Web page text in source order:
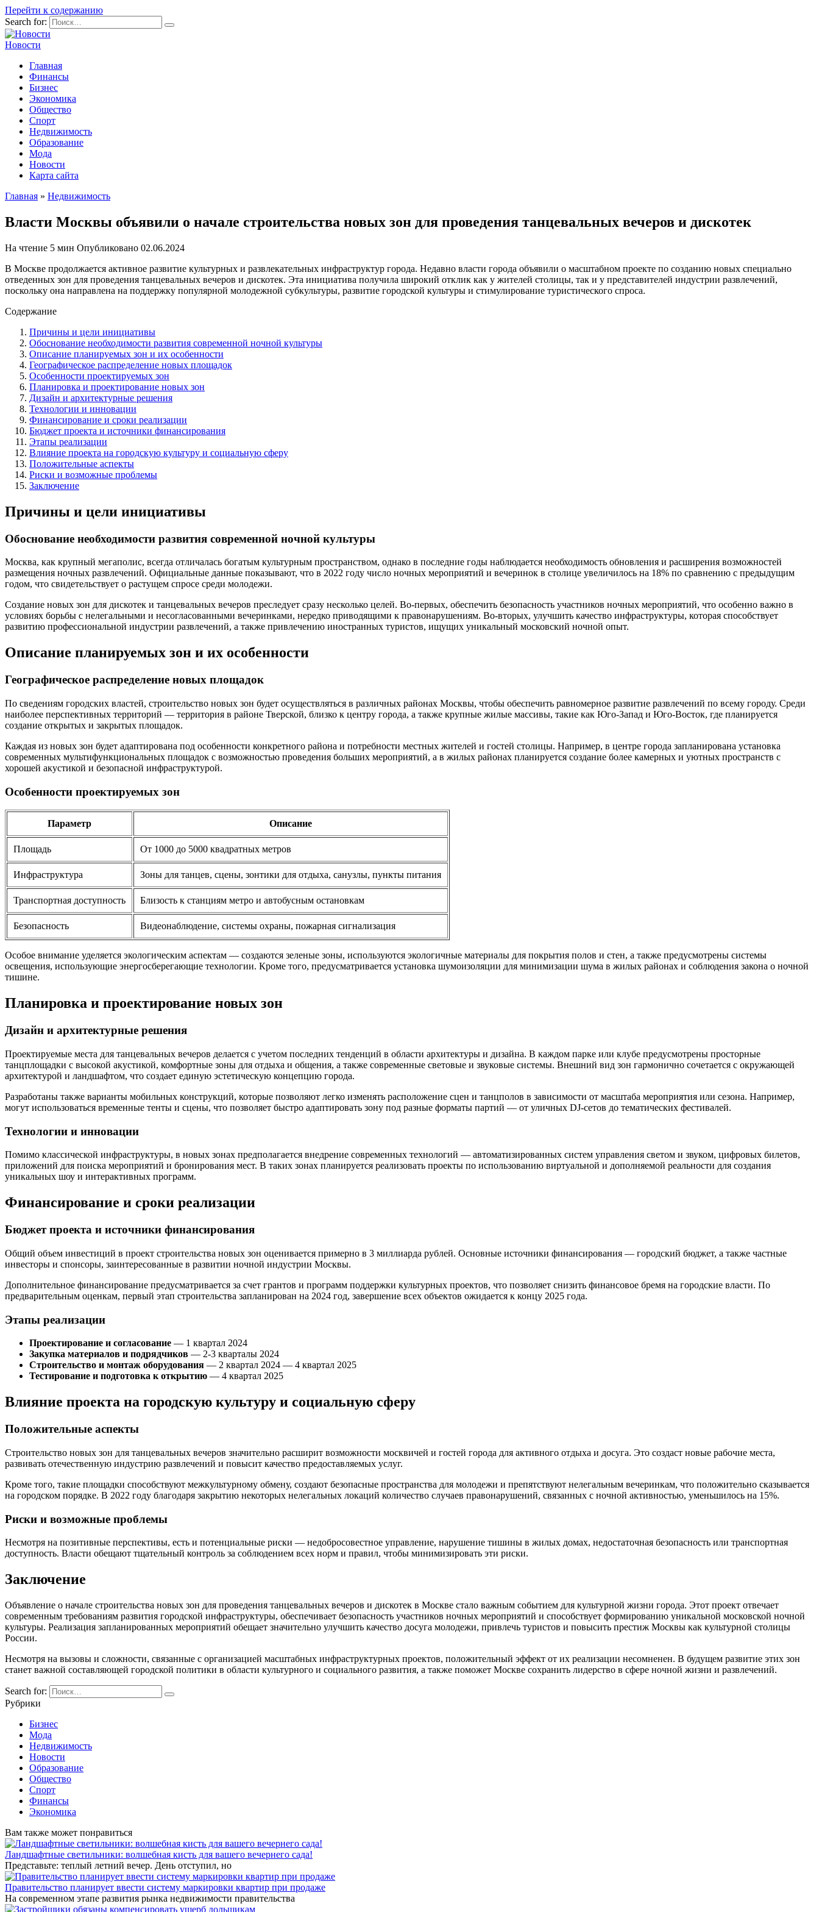
Перейти к содержанию
Search for:
Новости
Главная
Финансы
Бизнес
Экономика
Общество
Спорт
Недвижимость
Образование
Мода
Новости
Карта сайта
Главная » Недвижимость
Власти Москвы объявили о начале строительства новых зон для проведения танцевальных вечеров и дискотек
На чтение 5 мин Опубликовано 02.06.2024
В Москве продолжается активное развитие культурных и развлекательных инфраструктур города. Недавно власти города объявили о масштабном проекте по созданию новых специально
отведенных зон для проведения танцевальных вечеров и дискотек. Эта инициатива получила широкий отклик как у жителей столицы, так и у представителей индустрии развлечений,
поскольку она направлена на поддержку популярной молодежной субкультуры, развитие городской культуры и стимулирование туристического спроса.
Содержание
Причины и цели инициативы
Обоснование необходимости развития современной ночной культуры
Описание планируемых зон и их особенности
Географическое распределение новых площадок
Особенности проектируемых зон
Планировка и проектирование новых зон
Дизайн и архитектурные решения
Технологии и инновации
Финансирование и сроки реализации
Бюджет проекта и источники финансирования
Этапы реализации
Влияние проекта на городскую культуру и социальную сферу
Положительные аспекты
Риски и возможные проблемы
Заключение
Причины и цели инициативы
Обоснование необходимости развития современной ночной культуры
Москва, как крупный мегаполис, всегда отличалась богатым культурным пространством, однако в последние годы наблюдается необходимость обновления и расширения возможностей
размещения ночных развлечений. Официальные данные показывают, что в 2022 году число ночных мероприятий и вечеринок в столице увеличилось на 18% по сравнению с предыдущим
годом, что свидетельствует о растущем спросе среди молодежи.
Создание новых зон для дискотек и танцевальных вечеров преследует сразу несколько целей. Во-первых, обеспечить безопасность участников ночных мероприятий, что особенно важно в
условиях борьбы с нелегальными и несогласованными вечеринками, нередко приводящими к правонарушениям. Во-вторых, улучшить качество инфраструктуры, которая способствует
развитию профессиональной индустрии развлечений, а также привлечению иностранных туристов, ищущих уникальный московский ночной опыт.
Описание планируемых зон и их особенности
Географическое распределение новых площадок
По сведениям городских властей, строительство новых зон будет осуществляться в различных районах Москвы, чтобы обеспечить равномерное развитие развлечений по всему городу. Среди
наиболее перспективных территорий — территория в районе Тверской, близко к центру города, а также крупные жилые массивы, такие как Юго-Запад и Юго-Восток, где планируется
создание открытых и закрытых площадок.
Каждая из новых зон будет адаптирована под особенности конкретного района и потребности местных жителей и гостей столицы. Например, в центре города запланирована установка
современных мультифункциональных площадок с возможностью проведения больших мероприятий, а в жилых районах планируется создание более камерных и уютных пространств с
хорошей акустикой и безопасной инфраструктурой.
Особенности проектируемых зон
Параметр Описание
Площадь От 1000 до 5000 квадратных метров
Инфраструктура Зоны для танцев, сцены, зонтики для отдыха, санузлы, пункты питания
Транспортная доступность Близость к станциям метро и автобусным остановкам
Безопасность Видеонаблюдение, системы охраны, пожарная сигнализация
Особое внимание уделяется экологическим аспектам — создаются зеленые зоны, используются экологичные материалы для покрытия полов и стен, а также предусмотрены системы
освещения, использующие энергосберегающие технологии. Кроме того, предусматривается установка шумоизоляции для минимизации шума в жилых районах и соблюдения закона о ночной
тишине.
Планировка и проектирование новых зон
Дизайн и архитектурные решения
Проектируемые места для танцевальных вечеров делается с учетом последних тенденций в области архитектуры и дизайна. В каждом парке или клубе предусмотрены просторные
танцплощадки с высокой акустикой, комфортные зоны для отдыха и общения, а также современные световые и звуковые системы. Внешний вид зон гармонично сочетается с окружающей
архитектурой и ландшафтом, что создает единую эстетическую концепцию города.
Разработаны также варианты мобильных конструкций, которые позволяют легко изменять расположение сцен и танцполов в зависимости от масштаба мероприятия или сезона. Например,
могут использоваться временные тенты и сцены, что позволяет быстро адаптировать зону под разные форматы партий — от уличных DJ-сетов до тематических фестивалей.
Технологии и инновации
Помимо классической инфраструктуры, в новых зонах предполагается внедрение современных технологий — автоматизированных систем управления светом и звуком, цифровых билетов,
приложений для поиска мероприятий и бронирования мест. В таких зонах планируется реализовать проекты по использованию виртуальной и дополняемой реальности для создания
уникальных шоу и интерактивных программ.
Финансирование и сроки реализации
Бюджет проекта и источники финансирования
Общий объем инвестиций в проект строительства новых зон оценивается примерно в 3 миллиарда рублей. Основные источники финансирования — городский бюджет, а также частные
инвесторы и спонсоры, заинтересованные в развитии ночной индустрии Москвы.
Дополнительное финансирование предусматривается за счет грантов и программ поддержки культурных проектов, что позволяет снизить финансовое бремя на городские власти. По
предварительным оценкам, первый этап строительства запланирован на 2024 год, завершение всех объектов ожидается к концу 2025 года.
Этапы реализации
Проектирование и согласование — 1 квартал 2024
Закупка материалов и подрядчиков — 2-3 кварталы 2024
Строительство и монтаж оборудования — 2 квартал 2024 — 4 квартал 2025
Тестирование и подготовка к открытию — 4 квартал 2025
Влияние проекта на городскую культуру и социальную сферу
Положительные аспекты
Строительство новых зон для танцевальных вечеров значительно расширит возможности москвичей и гостей города для активного отдыха и досуга. Это создаст новые рабочие места,
развивать отечественную индустрию развлечений и повысит качество предоставляемых услуг.
Кроме того, такие площадки способствуют межкультурному обмену, создают безопасные пространства для молодежи и препятствуют нелегальным вечеринкам, что положительно сказывается
на городском порядке. В 2022 году благодаря закрытию некоторых нелегальных локаций количество случаев правонарушений, связанных с ночной активностью, уменьшилось на 15%.
Риски и возможные проблемы
Несмотря на позитивные перспективы, есть и потенциальные риски — недобросовестное управление, нарушение тишины в жилых домах, недостаточная безопасность или транспортная
доступность. Власти обещают тщательный контроль за соблюдением всех норм и правил, чтобы минимизировать эти риски.
Заключение
Объявление о начале строительства новых зон для проведения танцевальных вечеров и дискотек в Москве стало важным событием для культурной жизни города. Этот проект отвечает
современным требованиям развития городской инфраструктуры, обеспечивает безопасность участников ночных мероприятий и способствует формированию уникальной московской ночной
культуры. Реализация запланированных мероприятий обещает значительно улучшить качество досуга молодежи, привлечь туристов и повысить престиж Москвы как культурной столицы
России.
Несмотря на вызовы и сложности, связанные с организацией масштабных инфраструктурных проектов, положительный эффект от их реализации несомненен. В будущем развитие этих зон
станет важной составляющей городской политики в области культурного и социального развития, а также поможет Москве сохранить лидерство в сфере ночной жизни и развлечений.
Search for:
Рубрики
Бизнес
Мода
Недвижимость
Новости
Образование
Общество
Спорт
Финансы
Экономика
Вам также может понравиться
Ландшафтные светильники: волшебная кисть для вашего вечернего сада!
Представьте: теплый летний вечер. День отступил, но
Правительство планирует ввести систему маркировки квартир при продаже
На современном этапе развития рынка недвижимости правительства